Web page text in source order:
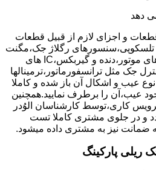
دهد
و اجزای لازم از قبیل قطعات
تلسکوپی،سنسورهای رگلاژ جک،مگنت
ها،میکروسوئیچ ها،بلبورینگ های موتور،دنده و گیربکس،IC های
جک مثل ترانسفورماتور،ترمینالها
عیب و اشکال آن باز شده و کاملا
عیب،آن را برطرف نمایید.همچنین
کاری،توسط کارشناسان الوُدر
و در جلوی مشتری کاملا تست
ضمانت نیز به مشتری داده میشود.
ریلی پارکینگ